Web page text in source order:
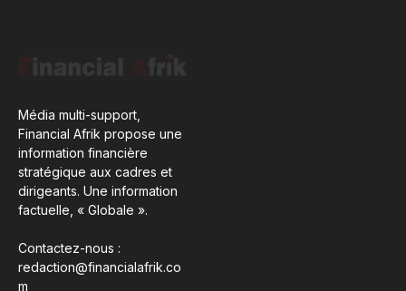
Média multi-support,
Financial Afrik propose une
information financière
stratégique aux cadres et
dirigeants. Une information
factuelle, « Globale ».
Contactez-nous :
redaction@financialafrik.co
m